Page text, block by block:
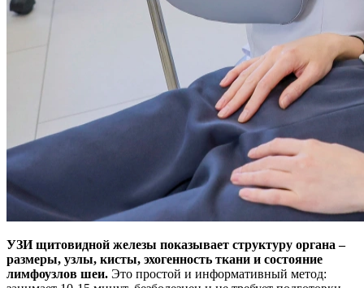
УЗИ щитовидной железы показывает структуру органа –
размеры, узлы, кисты, эхогенность ткани и состояние
лимфоузлов шеи. Это простой и информативный метод: